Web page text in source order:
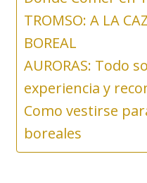
TROMSO: A LA
BOREAL
AURORAS: Todo
experiencia y
Como vestirse
boreales